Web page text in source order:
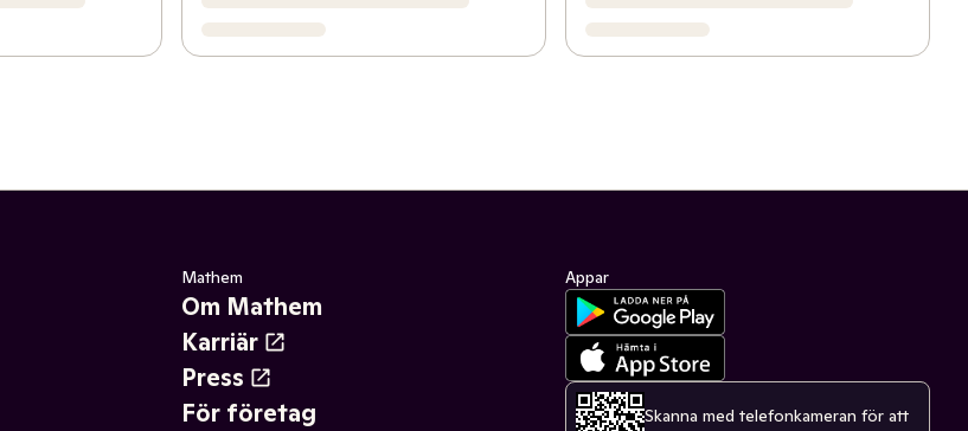
Mathem
Om Mathem
Karriär
Press
För företag
Appar
Skanna med telefonkameran för att